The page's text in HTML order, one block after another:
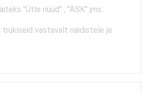
"Ütle nüüd" , "ÄSK" jms.
trükiseid vastavalt näidistele ja